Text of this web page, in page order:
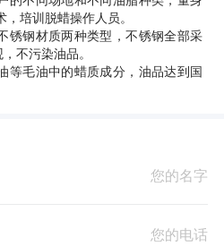
培训脱蜡操作人员。
锈钢材质两种类型，不锈钢全部采
不污染油品。
等毛油中的蜡质成分，油品达到国